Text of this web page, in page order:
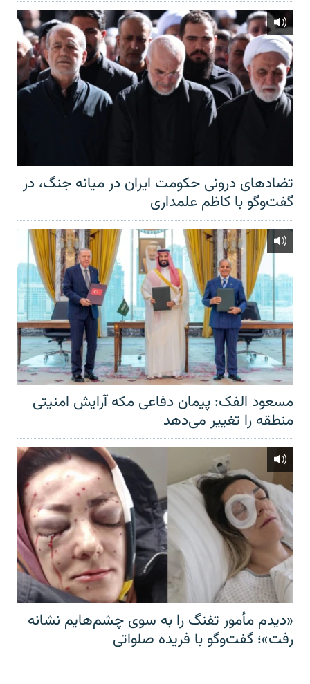
تضادهای درونی حکومت ایران در میانه جنگ، در
گفت‌‌وگو با کاظم علمداری
مسعود الفک: پیمان دفاعی مکه آرایش امنیتی
منطقه را تغییر می‌دهد
«دیدم مأمور تفنگ را به سوی چشم‌هایم نشانه
رفت»؛ گفت‌و‌گو با فریده صلواتی